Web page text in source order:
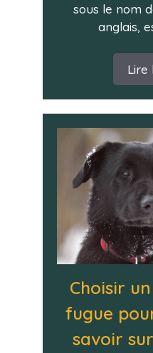
sous le nom
anglais,
Lire
Choisir
fugue
savoir